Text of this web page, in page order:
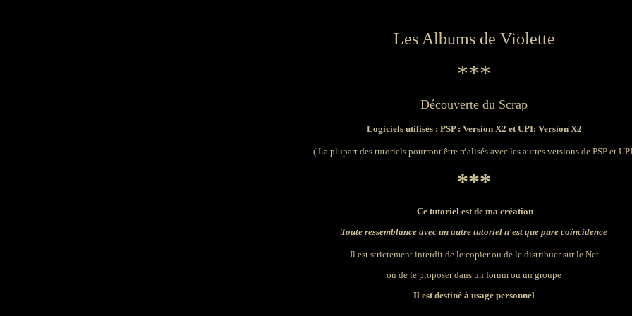
Les Albums de Violette
***
Découverte du Scrap
Logiciels utilisés : PSP : Version X2 et UPI: Version X2
( La plupart des tutoriels pourront être réalisés avec les autres versions de PSP et
***
Ce tutoriel est de ma création
Toute ressemblance avec un autre tutoriel n'est que pure coïncidence
Il est strictement interdit de le copier ou de le distribuer sur le Net
ou de le proposer dans un forum ou un groupe
Il est destiné à usage personnel